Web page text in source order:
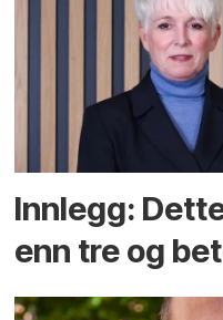
Innlegg:
enn tre og